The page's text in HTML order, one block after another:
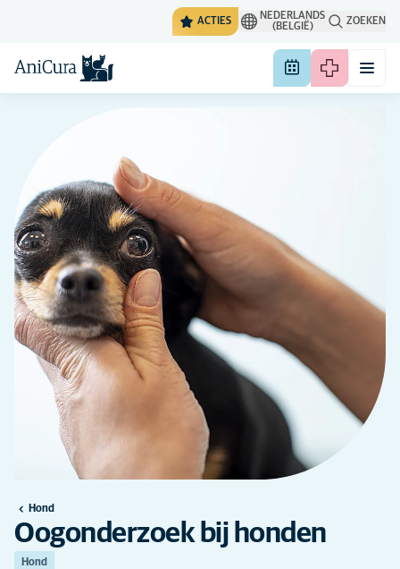
ACTIES
NEDERLANDS
(BELGIË)
ZOEKEN
Hond
Oogonderzoek bij honden
Hond